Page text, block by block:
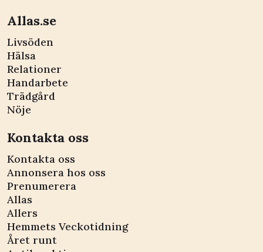
Allas.se
Livsöden
Hälsa
Relationer
Handarbete
Trädgård
Nöje
Kontakta oss
Kontakta oss
Annonsera hos oss
Prenumerera
Allas
Allers
Hemmets Veckotidning
Året runt